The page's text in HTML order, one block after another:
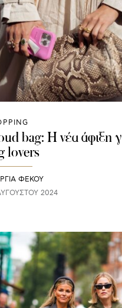
bag: Η νέα άφιξη
lovers
ΦΕΚΟΥ
2024